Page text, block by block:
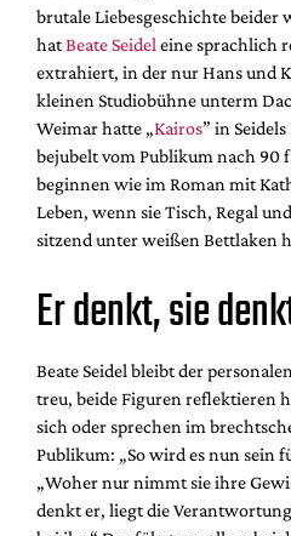
brutale Liebesgeschichte beider
hatBeate Seidel eine sprachlich
extrahiert, in der nur Hans und
kleinen Studiobühne unterm
Weimar hatte „Kairos” in
bejubelt vom Publikum nach 90
beginnen wie im Roman mit
Leben, wenn sie Tisch, Regal
sitzend unter weißen Bettlaken
Er denkt, sie
Beate Seidel bleibt der
treu, beide Figuren reflektieren
sich oder sprechen im
Publikum: „So wird es nun sein
„Woher nur nimmt sie ihre
denkt er, liegt die